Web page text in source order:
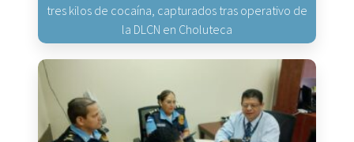
tres kilos de cocaína, capturados tras operativo de
la DLCN en Choluteca